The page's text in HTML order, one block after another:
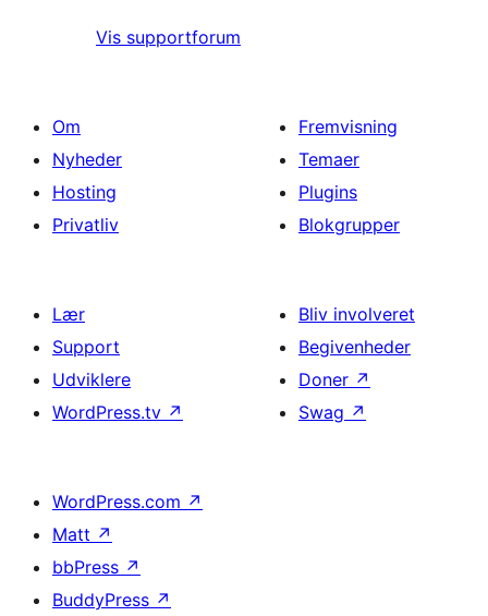
Vis supportforum
Om
Nyheder
Hosting
Privatliv
Fremvisning
Temaer
Plugins
Blokgrupper
Lær
Support
Udviklere
WordPress.tv ↗
Bliv involveret
Begivenheder
Doner ↗
Swag ↗
WordPress.com ↗
Matt ↗
bbPress ↗
BuddyPress ↗